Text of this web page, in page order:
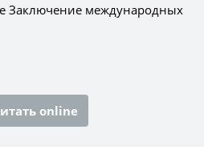
Заключение международных
online